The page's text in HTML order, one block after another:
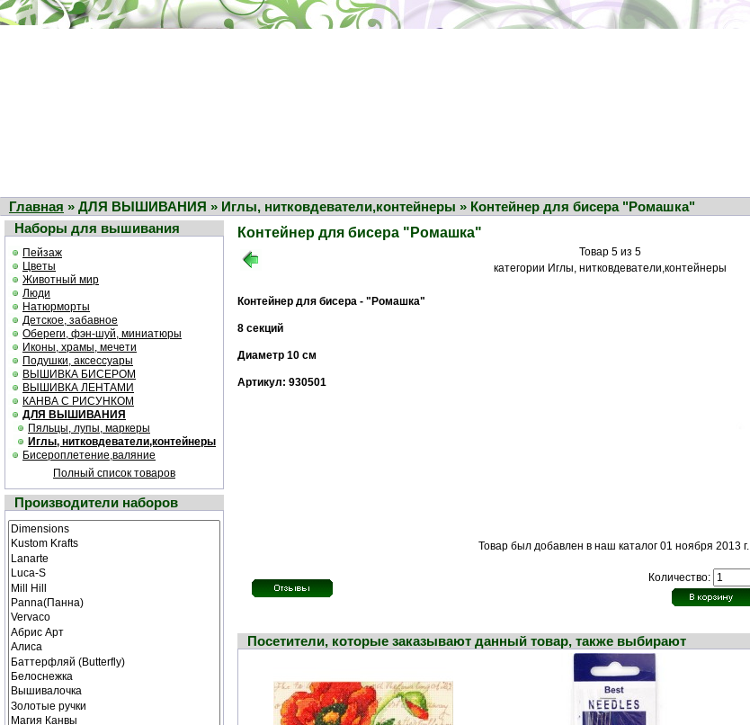
Главная » ДЛЯ ВЫШИВАНИЯ » Иглы, нитковдеватели,контейнеры » Контейнер для бисера "Ромашка"
Наборы для вышивания
Пейзаж
Цветы
Животный мир
Люди
Натюрморты
Детское, забавное
Обереги, фэн-шуй, миниатюры
Иконы, храмы, мечети
Подушки, аксессуары
ВЫШИВКА БИСЕРОМ
ВЫШИВКА ЛЕНТАМИ
КАНВА С РИСУНКОМ
ДЛЯ ВЫШИВАНИЯ
Пяльцы, лупы, маркеры
Иглы, нитковдеватели,контейнеры
Бисероплетение,валяние
Полный список товаров
Производители наборов
Контейнер для бисера "Ромашка"
Товар 5 из 5
категории Иглы, нитковдеватели,контейнеры
Контейнер для бисера - "Ромашка"
8 секций
Диаметр 10 см
Артикул: 930501
Товар был добавлен в наш каталог 01 ноября 2013 г.
Количество:
Посетители, которые заказывают данный товар, также выбирают